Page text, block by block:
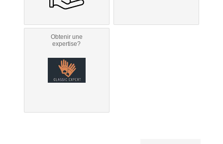
Obtenir une
expertise?